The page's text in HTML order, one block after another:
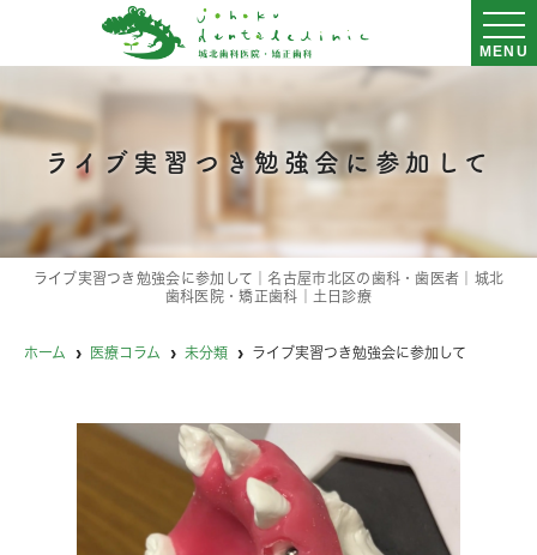
MENU
ライブ実習つき勉強会に参加して
ライブ実習つき勉強会に参加して｜名古屋市北区の歯科・歯医者｜城北
歯科医院・矯正歯科｜土日診療
ホーム 医療コラム 未分類 ライブ実習つき勉強会に参加して